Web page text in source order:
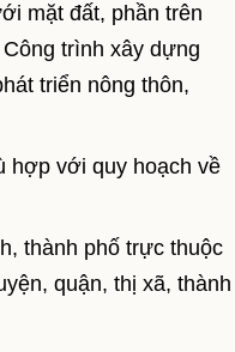
mặt đất, phần trên
trình xây dựng
triển nông thôn,
hợp với quy hoạch về
thành phố trực thuộc
quận, thị xã, thành